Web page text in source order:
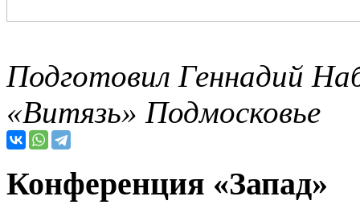
Подготовил Геннадий
«Витязь» Подмосковье
Конференция «Запад»